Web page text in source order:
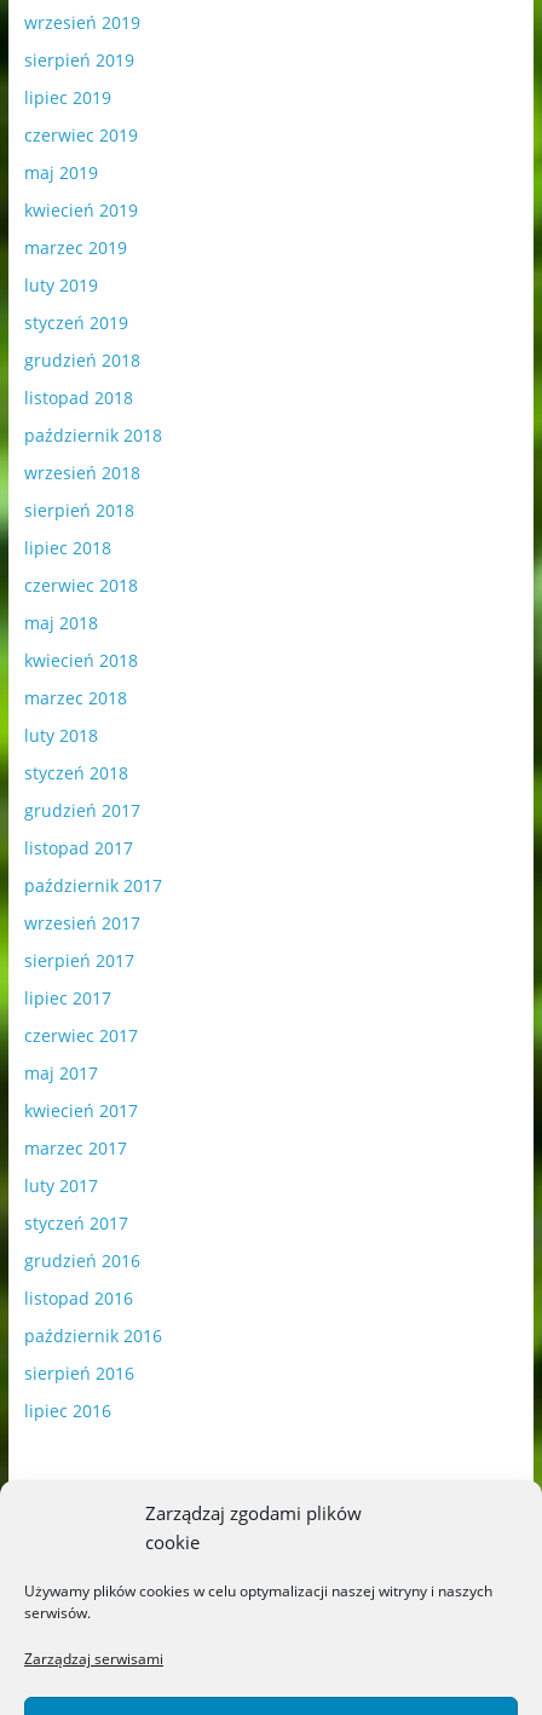
Zarządzaj zgodami plików
cookie
Używamy plików cookies w celu optymalizacji naszej witryny i naszych
serwisów.
Zarządzaj serwisami
wrzesień 2019
sierpień 2019
lipiec 2019
czerwiec 2019
maj 2019
kwiecień 2019
marzec 2019
luty 2019
styczeń 2019
grudzień 2018
listopad 2018
październik 2018
wrzesień 2018
sierpień 2018
lipiec 2018
czerwiec 2018
maj 2018
kwiecień 2018
marzec 2018
luty 2018
styczeń 2018
grudzień 2017
listopad 2017
październik 2017
wrzesień 2017
sierpień 2017
lipiec 2017
czerwiec 2017
maj 2017
kwiecień 2017
marzec 2017
luty 2017
styczeń 2017
grudzień 2016
listopad 2016
październik 2016
sierpień 2016
lipiec 2016